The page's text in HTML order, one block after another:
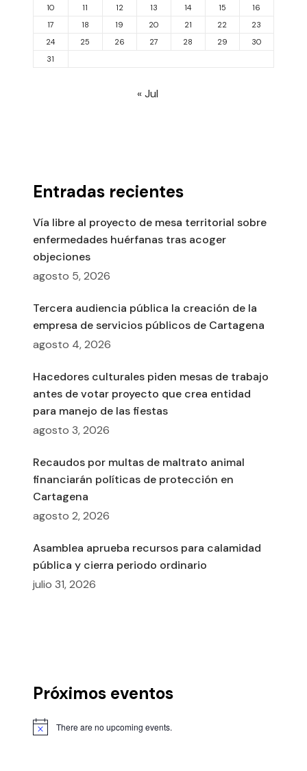
10 11 12 13 14 15
16
17
18 19 20 21 22
23
24
25 26 27 28 29
30
31
« Jul
Entradas recientes
Vía libre al proyecto de mesa territorial sobre
enfermedades huérfanas tras acoger
objeciones
agosto 5, 2026
Tercera audiencia pública la creación de la
empresa de servicios públicos de Cartagena
agosto 4, 2026
Hacedores culturales piden mesas de trabajo
antes de votar proyecto que crea entidad
para manejo de las fiestas
agosto 3, 2026
Recaudos por multas de maltrato animal
financiarán políticas de protección en
Cartagena
agosto 2, 2026
Asamblea aprueba recursos para calamidad
pública y cierra periodo ordinario
julio 31, 2026
Próximos eventos
There are no upcoming events.